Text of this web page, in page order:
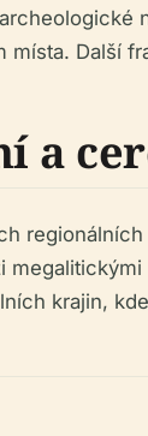
místa. Další
a
krajin,